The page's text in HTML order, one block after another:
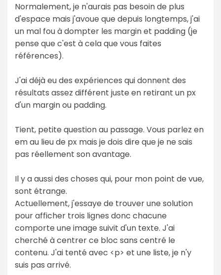
Normalement, je n'aurais pas besoin de plus
d'espace mais j'avoue que depuis longtemps, j'ai
un mal fou à dompter les margin et padding (je
pense que c'est à cela que vous faites
références).
J'ai déjà eu des expériences qui donnent des
résultats assez différent juste en retirant un px
d'un margin ou padding.
Tient, petite question au passage. Vous parlez en
em au lieu de px mais je dois dire que je ne sais
pas réellement son avantage.
Il y a aussi des choses qui, pour mon point de vue,
sont étrange.
Actuellement, j'essaye de trouver une solution
pour afficher trois lignes donc chacune
comporte une image suivit d'un texte. J'ai
cherché à centrer ce bloc sans centré le
contenu. J'ai tenté avec <p> et une liste, je n'y
suis pas arrivé.